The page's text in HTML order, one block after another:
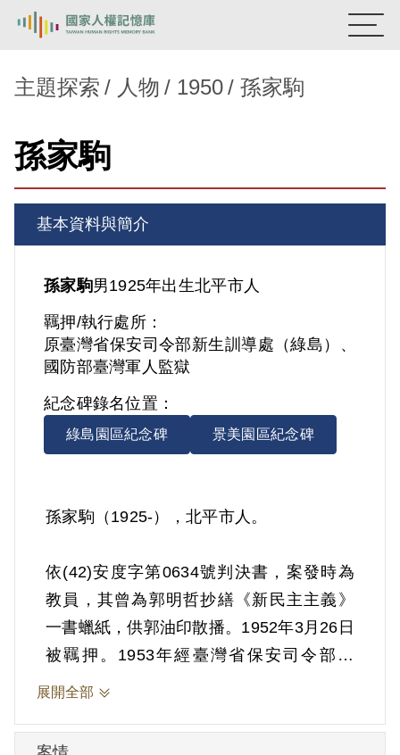
新生訓導處
主題探索
背景知識
關於我們
意見信箱
主題探索 人物 1950 孫家駒
孫家駒
基本資料與簡介
孫家駒男1925年出生北平市人
羈押/執行處所：
原臺灣省保安司令部新生訓導處（綠島）、
國防部臺灣軍人監獄
紀念碑錄名位置：
綠島園區紀念碑 景美園區紀念碑
孫家駒（1925-），北平市人。
依(42)安度字第0634號判決書，案發時為
教員，其曾為郭明哲抄繕《新民主主義》
一書蠟紙，供郭油印散播。1952年3月26日
被羈押。1953年經臺灣省保安司令部以
《懲治叛亂條例》第2條第1項「意圖以非
展開全部